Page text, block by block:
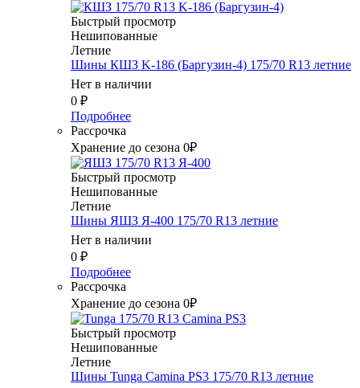
Быстрый просмотр
Нешипованные
Летние
Шины КШЗ K-186 (Баргузин-4) 175/70 R13 летние
Нет в наличии
0 ₽
Подробнее
Рассрочка
Хранение до сезона 0₽
Быстрый просмотр
Нешипованные
Летние
Шины ЯШЗ Я-400 175/70 R13 летние
Нет в наличии
0 ₽
Подробнее
Рассрочка
Хранение до сезона 0₽
Быстрый просмотр
Нешипованные
Летние
Шины Tunga Camina PS3 175/70 R13 летние